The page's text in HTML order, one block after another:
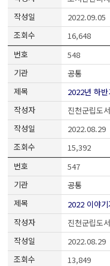
2022.09.05
16,648
548
공통
2022년 하
진천군립도
2022.08.29
15,392
547
공통
2022 이야
진천군립도
2022.08.29
13,849